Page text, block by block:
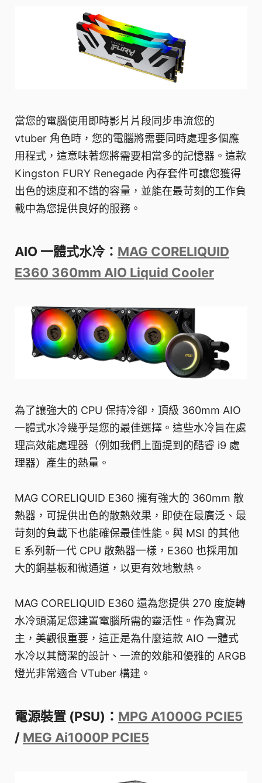
當您的電腦使用即時影片片段同步串流您的
vtuber 角色時，您的電腦將需要同時處理多個應
用程式，這意味著您將需要相當多的記憶器。這款
Kingston FURY Renegade 內存套件可讓您獲得
出色的速度和不錯的容量，並能在最苛刻的工作負
載中為您提供良好的服務。
AIO 一體式水冷： MAG CORELIQUID
E360 360mm AIO Liquid Cooler
為了讓強大的 CPU 保持冷卻，頂級 360mm AIO
一體式水冷幾乎是您的最佳選擇。這些水冷旨在處
理高效能處理器（例如我們上面提到的酷睿 i9 處
理器）產生的熱量。
MAG CORELIQUID E360 擁有強大的 360mm 散
熱器，可提供出色的散熱效果，即使在最廣泛、最
苛刻的負載下也能確保最佳性能。與 MSI 的其他
E 系列新一代 CPU 散熱器一樣，E360 也採用加
大的銅基板和微通道，以更有效地散熱。
MAG CORELIQUID E360 還為您提供 270 度旋轉
水冷頭滿足您建置電腦所需的靈活性。作為實況
主，美觀很重要，這正是為什麼這款 AIO 一體式
水冷以其簡潔的設計、一流的效能和優雅的 ARGB
燈光非常適合 VTuber 構建。
電源裝置 (PSU)： MPG A1000G PCIE5
/ MEG Ai1000P PCIE5